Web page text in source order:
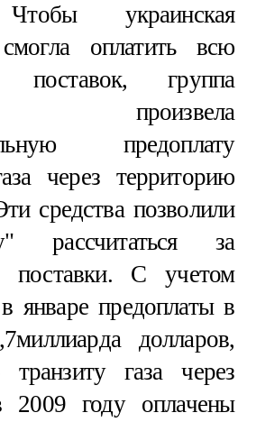
украинская
оплатить всю
поставок, группа
произвела
предоплату
через территорию
средства позволили
рассчитаться за
поставки. С учетом
январе предоплаты в
долларов,
газа через
2009 году оплачены